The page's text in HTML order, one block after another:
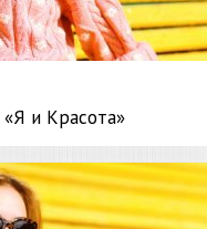
и Красота»